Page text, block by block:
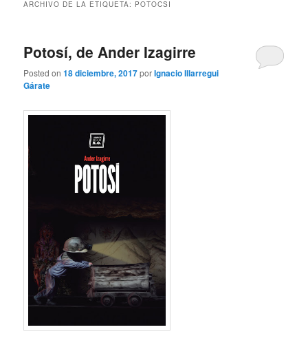
ARCHIVO DE LA ETIQUETA: POTOCSI
Potosí, de Ander Izagirre
Posted on18 diciembre, 2017porIgnacio Illarregui
Gárate